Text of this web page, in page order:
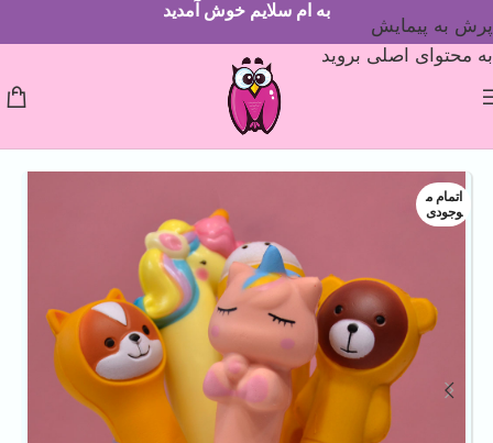
پرش به پیمایش
به محتوای اصلی بروید
به ام سلایم خوش آمدید
اتمام م
وجودی